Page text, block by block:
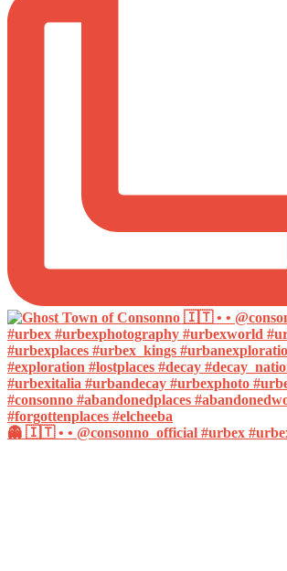
👻 🇮🇹 • • @consonno_official #urbex